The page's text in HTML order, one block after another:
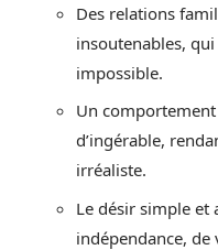
Des relations
insoutenables,
impossible.
Un
d’ingérable,
irréaliste.
Le désir simple et
indépendance,